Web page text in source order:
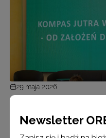
29 maja 2026
„Kompas Jutra
od założeń do
z konferencji
Newsletter